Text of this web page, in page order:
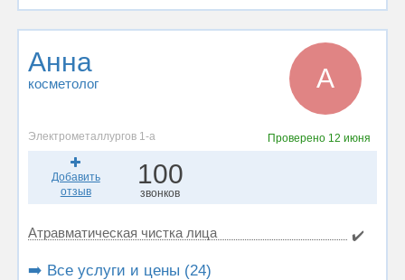
Анна
косметолог А
Электрометаллургов 1-а Проверено 12 июня
Добавить
отзыв
100
звонков
Атравматическая чистка лица ✔️
➡️ Все услуги и цены (24)